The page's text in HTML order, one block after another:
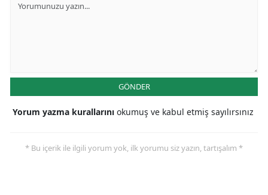
GÖNDER
Yorum yazma kurallarını okumuş ve kabul etmiş sayılırsınız
* Bu içerik ile ilgili yorum yok, ilk yorumu siz yazın, tartışalım *